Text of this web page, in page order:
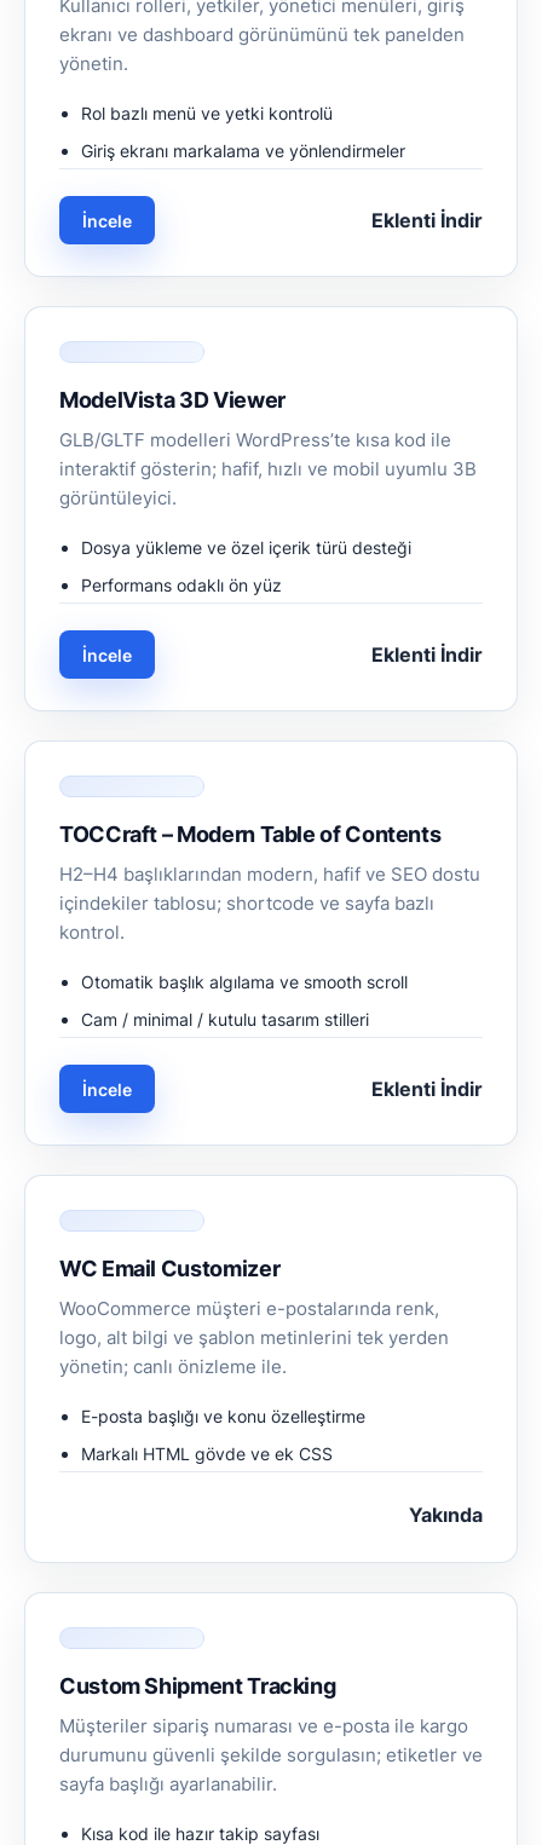
Kullanıcı rolleri, yetkiler, yönetici menüleri, giriş
ekranı ve dashboard görünümünü tek panelden
yönetin.
Rol bazlı menü ve yetki kontrolü
Giriş ekranı markalama ve yönlendirmeler
İncele Eklenti İndir
ModelVista 3D Viewer
GLB/GLTF modelleri WordPress’te kısa kod ile
interaktif gösterin; hafif, hızlı ve mobil uyumlu 3B
görüntüleyici.
Dosya yükleme ve özel içerik türü desteği
Performans odaklı ön yüz
İncele Eklenti İndir
TOCCraft – Modern Table of Contents
H2–H4 başlıklarından modern, hafif ve SEO dostu
içindekiler tablosu; shortcode ve sayfa bazlı
kontrol.
Otomatik başlık algılama ve smooth scroll
Cam / minimal / kutulu tasarım stilleri
İncele Eklenti İndir
WC Email Customizer
WooCommerce müşteri e-postalarında renk,
logo, alt bilgi ve şablon metinlerini tek yerden
yönetin; canlı önizleme ile.
E-posta başlığı ve konu özelleştirme
Markalı HTML gövde ve ek CSS
Yakında
Custom Shipment Tracking
Müşteriler sipariş numarası ve e-posta ile kargo
durumunu güvenli şekilde sorgulasın; etiketler ve
sayfa başlığı ayarlanabilir.
Kısa kod ile hazır takip sayfası